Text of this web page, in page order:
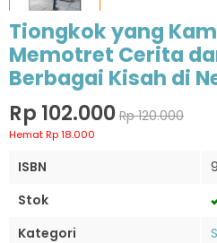
Tiongkok yang
Memotret Cerita
Berbagai Kisah di
Rp 102.000 Rp 120.000
Hemat Rp 18.000
ISBN
Stok
Kategori